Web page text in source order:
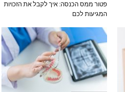
פטור ממס הכנסה: איך לקבל את הזכויות
המגיעות לכם